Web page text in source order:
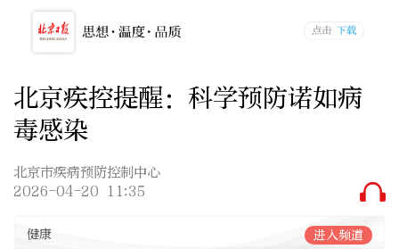
北京疾控提醒：科学预防诺如病
毒感染
北京市疾病预防控制中心
2026-04-20 11:35
健康 进入频道